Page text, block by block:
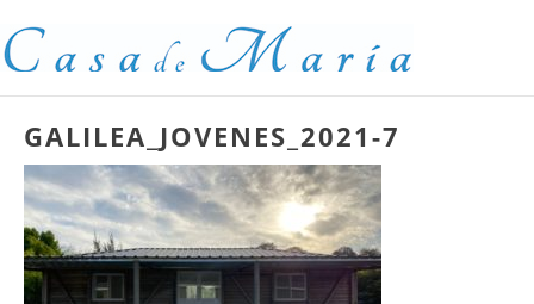
NOSOTROS RESERVAS RETIROS CONTACTO
GALILEA_JOVENES_2021-7